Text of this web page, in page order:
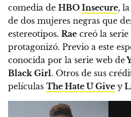
comedia de HBO Insecure,
de dos mujeres negras que
estereotipos. Rae creó la serie
protagonizó. Previo a este
conocida por la serie web de
Black Girl. Otros de sus
películas The Hate U Give y